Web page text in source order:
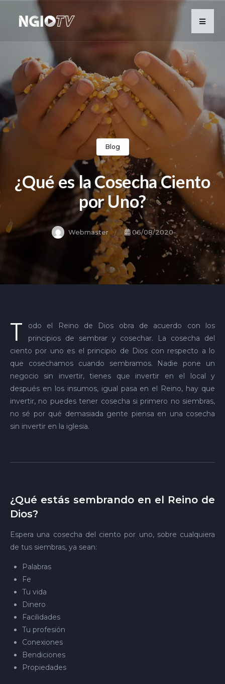
Blog
¿Qué es la Cosecha Ciento
por Uno?
Webmaster 06/08/2020
T
odo el Reino de Dios obra de acuerdo con los
principios de sembrar y cosechar. La cosecha del
ciento por uno es el principio de Dios con respecto a lo
que cosechamos cuando sembramos. Nadie pone un
negocio sin invertir, tienes que invertir en el local y
después en los insumos, igual pasa en el Reino, hay que
invertir, no puedes tener cosecha si primero no siembras,
no sé por qué demasiada gente piensa en una cosecha
sin invertir en la iglesia.
¿Qué estás sembrando en el Reino de
Dios?
Espera una cosecha del ciento por uno, sobre cualquiera
de tus siembras, ya sean:
Palabras
Fe
Tu vida
Dinero
Facilidades
Tu profesión
Conexiones
Bendiciones
Propiedades